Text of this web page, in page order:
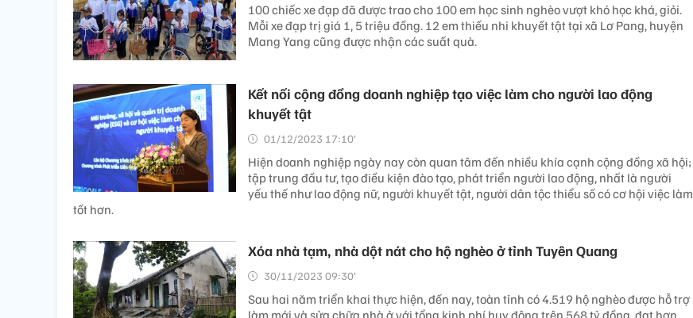
100 chiếc xe đạp đã được trao cho 100 em học sinh nghèo vượt khó học khá, giỏi.
Mỗi xe đạp trị giá 1, 5 triệu đồng. 12 em thiếu nhi khuyết tật tại xã Lơ Pang, huyện
Mang Yang cũng được nhận các suất quà.
Kết nối cộng đồng doanh nghiệp tạo việc làm cho người lao động
khuyết tật
01/12/2023 17:10’
Hiện doanh nghiệp ngày nay còn quan tâm đến nhiều khía cạnh cộng đồng xã hội;
tập trung đầu tư, tạo điều kiện đào tạo, phát triển người lao động, nhất là người
yếu thế như lao động nữ, người khuyết tật, người dân tộc thiểu số có cơ hội việc làm
tốt hơn.
Xóa nhà tạm, nhà dột nát cho hộ nghèo ở tỉnh Tuyên Quang
30/11/2023 09:30’
Sau hai năm triển khai thực hiện, đến nay, toàn tỉnh có 4.519 hộ nghèo được hỗ trợ
làm mới và sửa chữa nhà ở với tổng kinh phí huy động trên 568 tỷ đồng, đạt hơn